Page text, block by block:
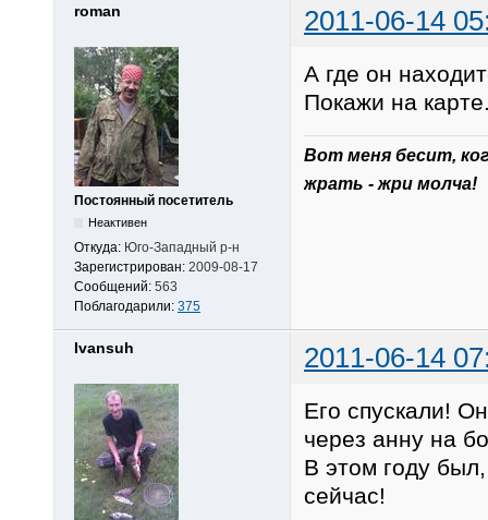
roman 2011-06-14
Постоянный посетитель
Неактивен
Откуда: Юго-Западный р-н
Зарегистрирован: 2009-08-17
Сообщений: 563
Поблагодарили: 375
А где он
Покажи на
Вот меня беcит,
жрать - жри молча!
Ivansuh 2011-06-14
Его спускали!
через анну на
В этом году
сейчас!